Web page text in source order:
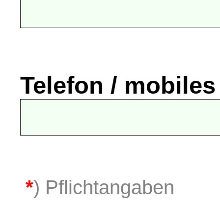
Telefon /
*) Pflichtangaben